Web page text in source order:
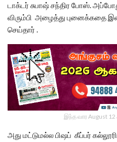
டாக்டர் சுபாஷ் சந்திர போஸ்.
விரும்பி அழைத்து புனைக்கதை
செய்தார் .
இந்த வார August
அது மட்டுமல்ல பிஷப் கீப்பர்